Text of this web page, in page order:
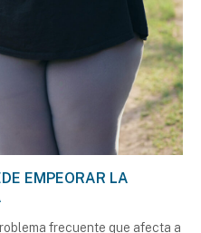
EMPEORAR LA
frecuente que afecta a